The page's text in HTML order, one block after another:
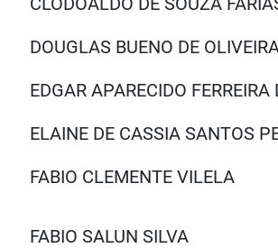
DOUGLAS BUENO DE
EDGAR APARECIDO
ELAINE DE CASSIA
FABIO CLEMENTE
FABIO SALUN